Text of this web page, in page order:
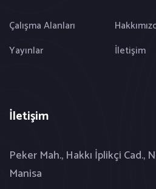
Çalışma Alanları
Yayınlar
İletişim
İletişim
Peker Mah., Hakkı İplikçi Cad.,
Manisa